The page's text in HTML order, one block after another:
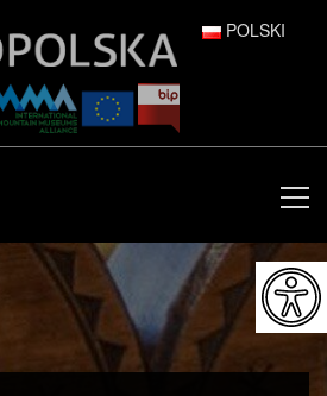
POLSKI
ENGLISH
ESPAÑOL
FRANÇAIS
ITALIANO